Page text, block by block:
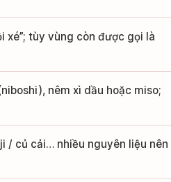
xé”; tùy vùng còn được gọi là
nêm xì dầu hoặc miso;
/ củ cải… nhiều nguyên liệu nên